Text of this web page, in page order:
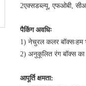
2एक्सडब्ल्यू, एफओबी,
पैकिंग अवधिः
1) नेचुरल कलर बॉक्सःहम
2) अनुकूलित रंग बॉक्स का
आपूर्ति क्षमता: